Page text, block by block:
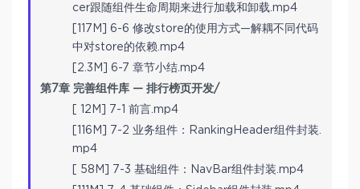
cer跟随组件生命周期来进行加载和卸载.mp4
[117M] 6-6 修改store的使用方式—解耦不同代码
中对store的依赖.mp4
[2.3M] 6-7 章节小结.mp4
第7章 完善组件库 — 排行榜页开发/
[ 12M] 7-1 前言.mp4
[116M] 7-2 业务组件：RankingHeader组件封装.
mp4
[ 58M] 7-3 基础组件：NavBar组件封装.mp4